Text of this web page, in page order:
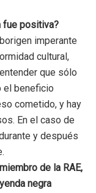
fue positiva?
imperante
cultural,
que sólo
el beneficio
cometido, y hay
En el caso de
y después
de la RAE,
negra